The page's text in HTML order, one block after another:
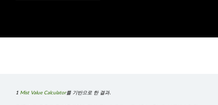
1 Mist Value Calculator를 기반으로 한 결과.